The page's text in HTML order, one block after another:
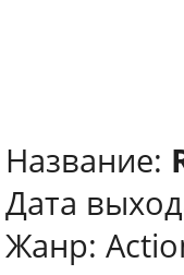
Название:
Дата
Жанр: